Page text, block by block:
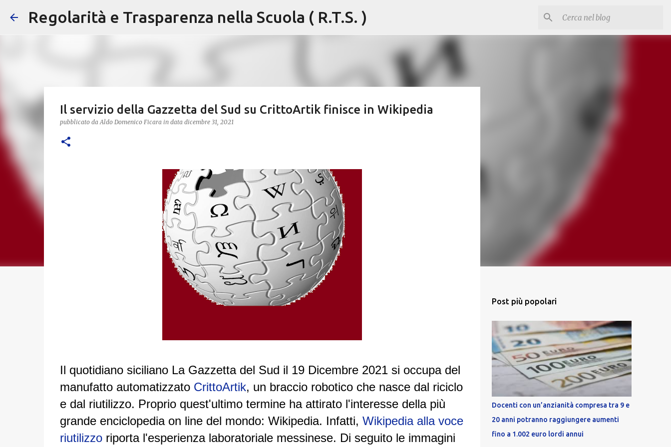
Passa ai contenuti principali
Regolarità e Trasparenza nella Scuola ( R.T.S. )
Il servizio della Gazzetta del Sud su CrittoArtik finisce in Wikipedia
pubblicato daAldo Domenico Ficara in data dicembre 31, 2021
Il quotidiano siciliano La Gazzetta del Sud il 19 Dicembre 2021 si occupa del
manufatto automatizzato CrittoArtik, un braccio robotico che nasce dal riciclo
e dal riutilizzo. Proprio quest'ultimo termine ha attirato l'interesse della più
grande enciclopedia on line del mondo: Wikipedia. Infatti, Wikipedia alla voce
riutilizzoriporta l'esperienza laboratoriale messinese. Di seguito le immagini
Post più popolari
Docenti con un’anzianità compresa tra 9 e
20 anni potranno raggiungere aumenti
fino a 1.002 euro lordi annui